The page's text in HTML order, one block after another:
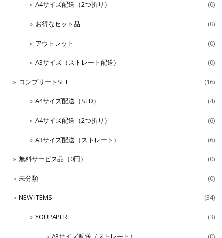
A4サイズ配送（2つ折り） (0)
お得なセット品 (0)
アウトレット (0)
A3サイズ（ストレート配送） (0)
コンプリートSET (16)
A4サイズ配送（STD） (4)
A4サイズ配送（2つ折り） (6)
A3サイズ配送（ストレート） (6)
無料サービス品（0円） (0)
未分類 (0)
NEW ITEMS (34)
YOUPAPER (3)
A3サイズ配送（ストレート） (0)